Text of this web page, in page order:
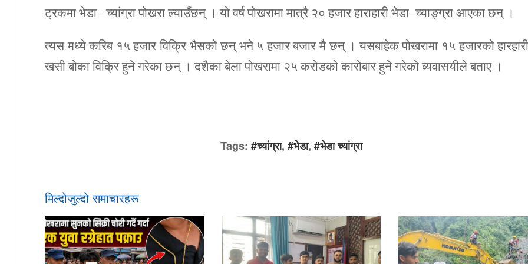
ट्रकमा भेडा– च्यांग्रा पोखरा ल्याउँछन् । यो वर्ष पोखरामा मात्रै २० हजार हाराहारी भेडा–च्याङ्ग्रा आएका छन् ।
त्यस मध्ये करिब १५ हजार विक्रि भैसको छन् भने ५ हजार बजार मै छन् । यसबाहेक पोखरामा १५ हजारको
खसी बोका विक्रि हुने गरेका छन् । दशैका बेला पोखरामा २५ करोडको कारोबार हुने गरेको व्यवासयीले बताए ।
Tags:#च्यांग्रा,#भेडा,#भेडा च्यांग्रा
मिल्दोजुल्दो समाचारहरू